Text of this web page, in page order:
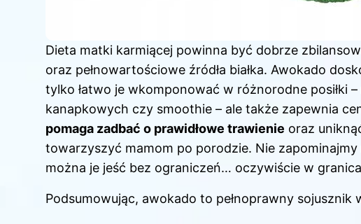
Dieta matki karmiącej powinna być dobrze
oraz pełnowartościowe źródła białka. Awokado
tylko łatwo je wkomponować w różnorodne posiłki
kanapkowych czy smoothie – ale także zapewnia
pomaga zadbać o prawidłowe trawienie oraz
towarzyszyć mamom po porodzie. Nie
można je jeść bez ograniczeń… oczywiście w
Podsumowując, awokado to pełnoprawny sojusznik